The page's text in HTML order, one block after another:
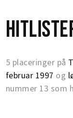
5 placeringer på
februar 1997 og
nummer 13 som